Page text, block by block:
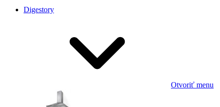
Digestory
Otvoriť menu